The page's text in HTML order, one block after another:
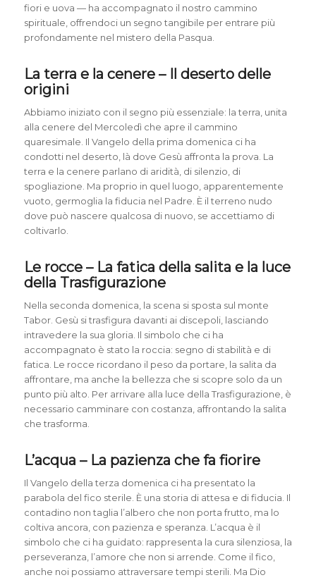
fiori e uova — ha accompagnato il nostro cammino
spirituale, offrendoci un segno tangibile per entrare più
profondamente nel mistero della Pasqua.
La terra e la cenere – Il deserto delle
origini
Abbiamo iniziato con il segno più essenziale: la terra, unita
alla cenere del Mercoledì che apre il cammino
quaresimale. Il Vangelo della prima domenica ci ha
condotti nel deserto, là dove Gesù affronta la prova. La
terra e la cenere parlano di aridità, di silenzio, di
spogliazione. Ma proprio in quel luogo, apparentemente
vuoto, germoglia la fiducia nel Padre. È il terreno nudo
dove può nascere qualcosa di nuovo, se accettiamo di
coltivarlo.
Le rocce – La fatica della salita e la luce
della Trasfigurazione
Nella seconda domenica, la scena si sposta sul monte
Tabor. Gesù si trasfigura davanti ai discepoli, lasciando
intravedere la sua gloria. Il simbolo che ci ha
accompagnato è stato la roccia: segno di stabilità e di
fatica. Le rocce ricordano il peso da portare, la salita da
affrontare, ma anche la bellezza che si scopre solo da un
punto più alto. Per arrivare alla luce della Trasfigurazione, è
necessario camminare con costanza, affrontando la salita
che trasforma.
L’acqua – La pazienza che fa fiorire
Il Vangelo della terza domenica ci ha presentato la
parabola del fico sterile. È una storia di attesa e di fiducia. Il
contadino non taglia l’albero che non porta frutto, ma lo
coltiva ancora, con pazienza e speranza. L’acqua è il
simbolo che ci ha guidato: rappresenta la cura silenziosa, la
perseveranza, l’amore che non si arrende. Come il fico,
anche noi possiamo attraversare tempi sterili. Ma Dio